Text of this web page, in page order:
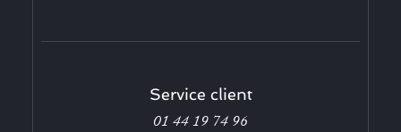
Service client
01 44 19 74 96